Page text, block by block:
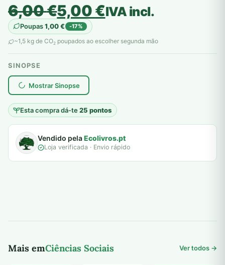
6,00€
O
preço
original
era:
6,00 €.
5,00€
O
preço
atual
é:
5,00 €.
IVA incl.
Poupas1,00€ -17%
~1,5 kg de CO2 poupados ao escolher segunda mão
SINOPSE
Mostrar Sinopse
Esta compra dá-te25 pontos
plantar árvores reais
Vendido pelaEcolivros.pt
Loja verificada · Envio rápido
Mais emCiências Sociais Ver todos →